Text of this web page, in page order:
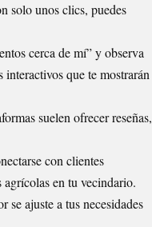
solo unos clics, puedes
cerca de mí” y observa
interactivos que te mostrarán
suelen ofrecer reseñas,
con clientes
agrícolas en tu vecindario.
se ajuste a tus necesidades